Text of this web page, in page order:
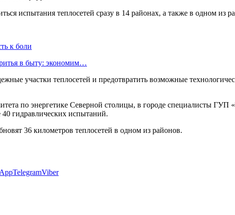
испытания теплосетей сразу в 14 районах, а также в одном из
к боли
в быту: экономим…
участки теплосетей и предотвратить возможные
по энергетике Северной столицы, в городе специалисты
гидравлических испытаний.
36 километров теплосетей в одном из районов.
TelegramViber